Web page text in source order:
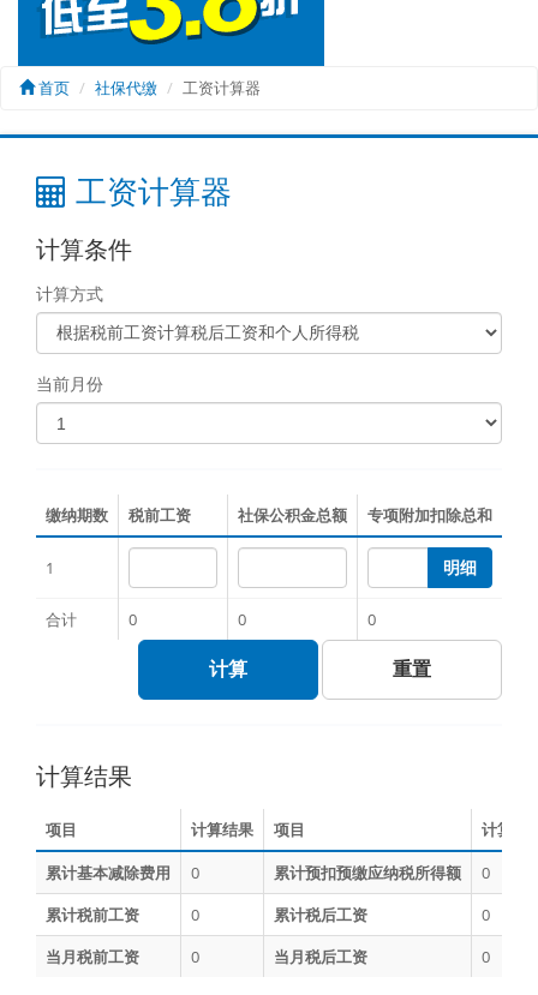
首页 社保代缴 工资计算器
工资计算器
计算条件
计算方式
当前月份
缴纳期数 税前工资 社保公积金总额 专项附加扣除总和
1 明细
合计 0 0 0
计算 重置
计算结果
项目 计算结果 项目
计算结
累计基本减除费用
0 累计预扣预缴应纳税所得额
0
累计税前工资
0 累计税后工资
0
当月税前工资
0 当月税后工资 0